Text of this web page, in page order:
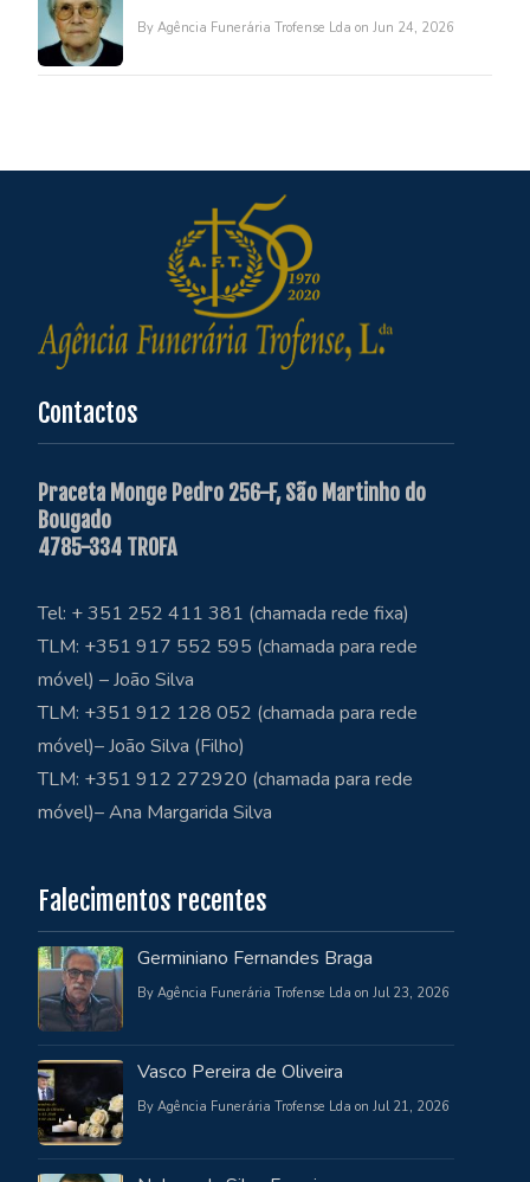
By Agência Funerária Trofense Lda on Jun 24, 2026
Contactos
Praceta Monge Pedro 256-F, São Martinho do
Bougado
4785-334 TROFA
Tel: + 351 252 411 381 (chamada rede fixa)
TLM: +351 917 552 595 (chamada para rede
móvel) – João Silva
TLM: +351 912 128 052 (chamada para rede
móvel)– João Silva (Filho)
TLM: +351 912 272920 (chamada para rede
móvel)– Ana Margarida Silva
Falecimentos recentes
Germiniano Fernandes Braga
By Agência Funerária Trofense Lda on Jul 23, 2026
Vasco Pereira de Oliveira
By Agência Funerária Trofense Lda on Jul 21, 2026